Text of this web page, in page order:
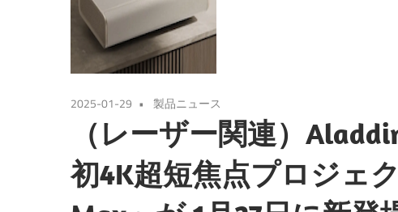
2025-01-29 製品ニュース
（レーザー関連）
初4K超短焦点プロジェ